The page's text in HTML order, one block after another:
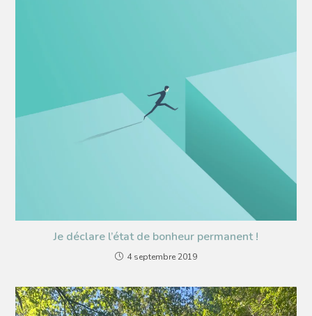
Je déclare l’état de bonheur permanent !
4 septembre 2019